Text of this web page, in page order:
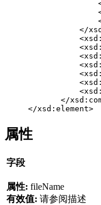
</
</
</xsd:element>
属性
字段
属性: fileName
有效值: 请参阅描述